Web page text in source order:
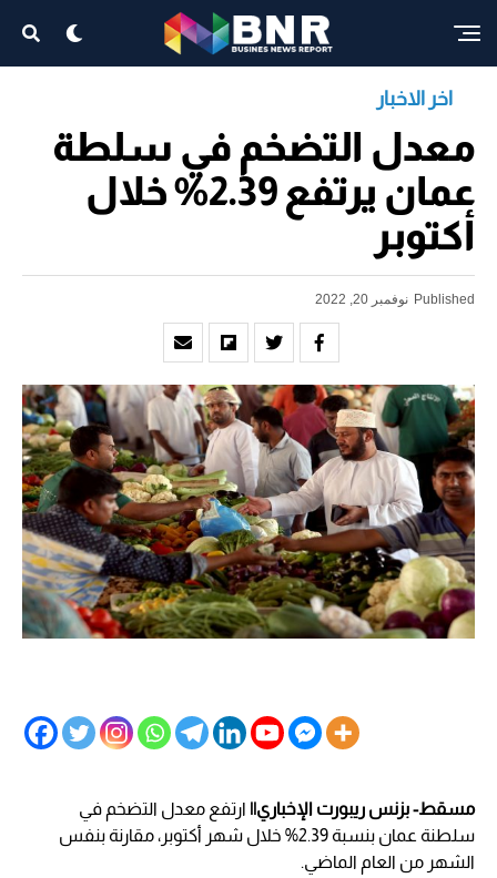
اخر الاخبار
معدل التضخم في سلطة
عمان يرتفع 2.39% خلال
أكتوبر
Published نوفمبر 20, 2022
مسقط- بزنس ريبورت الإخباري|| ارتفع معدل التضخم في
سلطنة عمان بنسبة 2.39% خلال شهر أكتوبر، مقارنة بنفس
الشهر من العام الماضي.